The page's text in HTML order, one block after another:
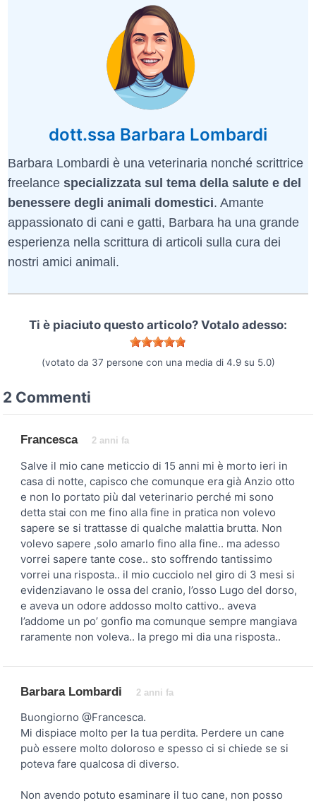
dott.ssa Barbara Lombardi
Barbara Lombardi è una veterinaria nonché scrittrice
freelance specializzata sul tema della salute e del
benessere degli animali domestici. Amante
appassionato di cani e gatti, Barbara ha una grande
esperienza nella scrittura di articoli sulla cura dei
nostri amici animali.
Ti è piaciuto questo articolo? Votalo adesso:
(votato da 37 persone con una media di 4.9su 5.0)
2 Commenti
Francesca 2 anni fa
Salve il mio cane meticcio di 15 anni mi è morto ieri in
casa di notte, capisco che comunque era già Anzio otto
e non lo portato più dal veterinario perché mi sono
detta stai con me fino alla fine in pratica non volevo
sapere se si trattasse di qualche malattia brutta. Non
volevo sapere ,solo amarlo fino alla fine.. ma adesso
vorrei sapere tante cose.. sto soffrendo tantissimo
vorrei una risposta.. il mio cucciolo nel giro di 3 mesi si
evidenziavano le ossa del cranio, l’osso Lugo del dorso,
e aveva un odore addosso molto cattivo.. aveva
l’addome un po’ gonfio ma comunque sempre mangiava
raramente non voleva.. la prego mi dia una risposta..
Barbara Lombardi 2 anni fa
Buongiorno @Francesca.
Mi dispiace molto per la tua perdita. Perdere un cane
può essere molto doloroso e spesso ci si chiede se si
poteva fare qualcosa di diverso.
Non avendo potuto esaminare il tuo cane, non posso